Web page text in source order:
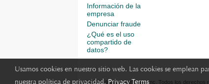
Usamos cookies en nuestro sitio web. Las cookies se emplean
nuestra política de privacidad.Privacy Terms
Información de la
empresa
Denunciar fraude
¿Qué es el uso
compartido de
datos?
©2023 Molina Healthcare, Inc. Todos los derechos